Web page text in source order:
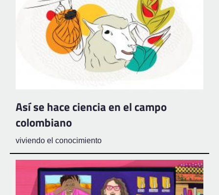
Así se hace ciencia en el campo
colombiano
viviendo el conocimiento